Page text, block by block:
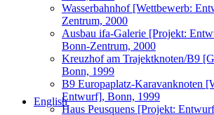
Wasserbahnhof [Wettbewerb:
Zentrum, 2000
Ausbau ifa-Galerie [Projekt:
Bonn-Zentrum, 2000
Kreuzhof am Trajektknoten/B9
Bonn, 1999
B9 Europaplatz-Karavanknoten
Entwurf], Bonn, 1999
Haus Peusquens [Projekt:
English